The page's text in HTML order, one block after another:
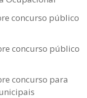
concurso público
concurso público
concurso para